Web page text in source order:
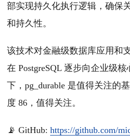
部实现持久化执行逻辑，确保
和持久性。
该技术对金融级数据库应用和
在 PostgreSQL 逐步向企业级
下，pg_durable 是值得关注的
度 86，值得关注。
📡 GitHub: https://github.com/